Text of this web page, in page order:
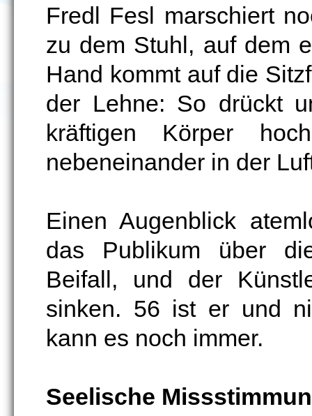
Fredl Fesl marschiert
zu dem Stuhl, auf dem
Hand kommt auf die
der Lehne: So drückt
kräftigen Körper
nebeneinander in der
Einen Augenblick
das Publikum über
Beifall, und der
sinken. 56 ist er und
kann es noch immer.
Seelische